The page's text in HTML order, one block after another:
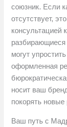
союзник. Если
отсутствует,
консультацией
разбирающиеся
могут
оформленная
носит ваш
покорять
Ваш путь с